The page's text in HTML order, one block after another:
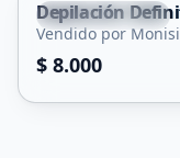
Villa Mercedes
Servicio
Depilación
Vendido por
$ 8.000